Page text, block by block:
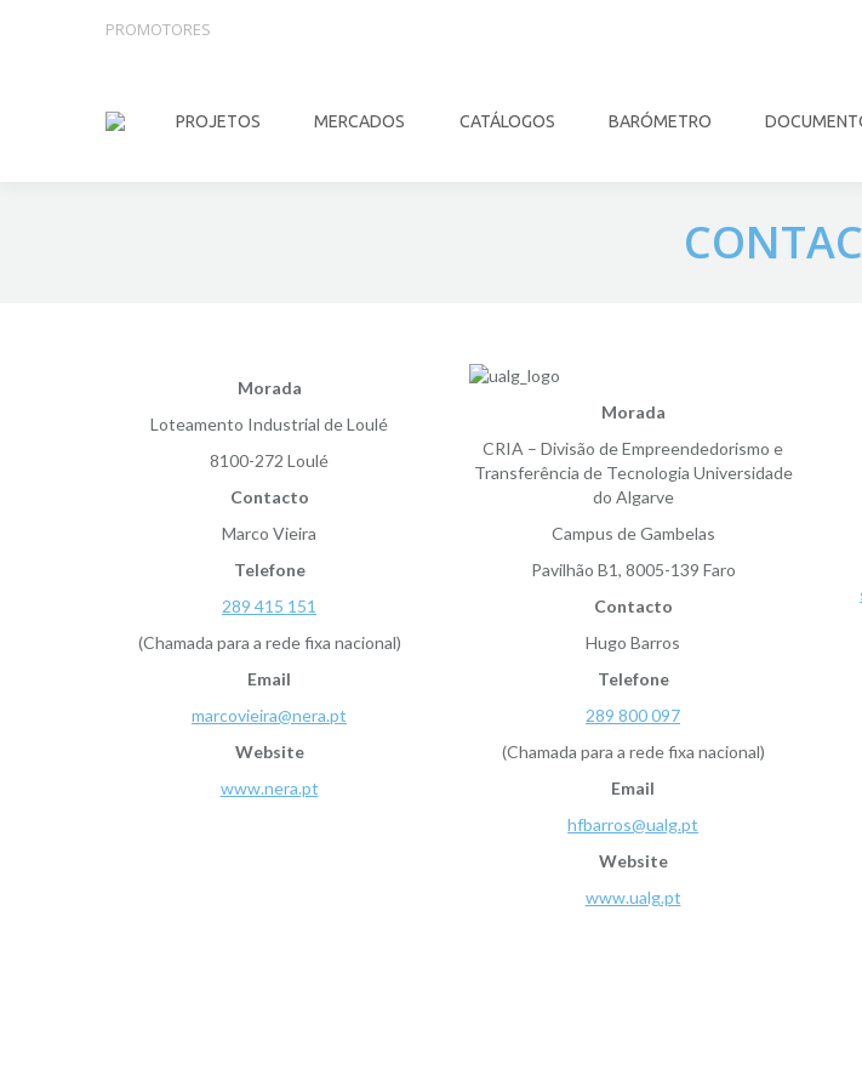
PROMOTORES
PROJETOS MERCADOS CATÁLOGOS BARÓMETRO
Morada
Loteamento Industrial de Loulé
8100-272 Loulé
Contacto
Marco Vieira
Telefone
289 415 151
(Chamada para a rede fixa nacional)
Email
marcovieira@nera.pt
Website
www.nera.pt
Morada
CRIA – Divisão de Empreendedorismo e
Transferência de Tecnologia Universidade
do Algarve
Campus de Gambelas
Pavilhão B1, 8005-139 Faro
Contacto
Hugo Barros
Telefone
289 800 097
(Chamada para a rede fixa nacional)
Email
hfbarros@ualg.pt
Website
www.ualg.pt